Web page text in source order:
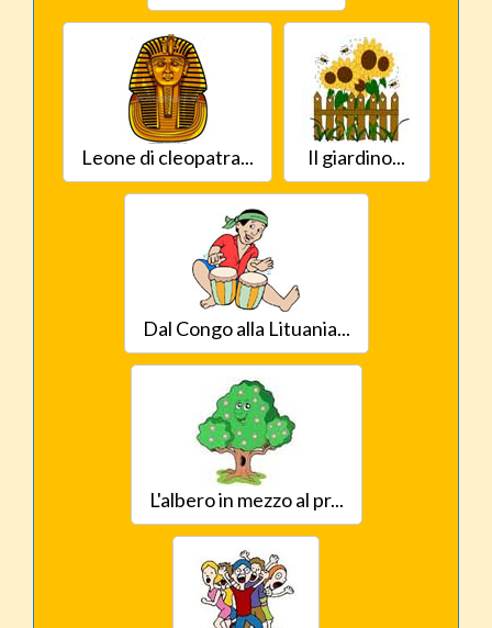
Leone di cleopatra... Il giardino...
Dal Congo alla Lituania...
L'albero in mezzo al pr...